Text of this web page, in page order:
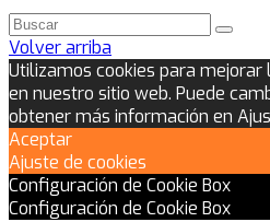
Volver arriba
Utilizamos cookies para mejorar
en nuestro sitio web. Puede
obtener más información en
Aceptar
Ajuste de cookies
Configuración de Cookie Box
Configuración de Cookie Box